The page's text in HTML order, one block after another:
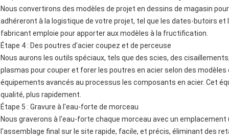
Nous convertirons des modèles de projet en dessins de magasin
adhéreront à la logistique de votre projet, tel que les dates-butoirs et
fabricant emploie pour apporter aux modèles à la fructification.
Étape 4 : Des poutres d'acier coupez et de perceuse
Nous aurons les outils spéciaux, tels que des scies, des
plasmas pour couper et forer les poutres en acier selon des modèles
équipements avancés au processus les composants en acier. Cet
qualité, plus rapidement.
Étape 5 : Gravure à l'eau-forte de morceau
Nous graverons à l'eau-forte chaque morceau avec un emplacement
l'assemblage final sur le site rapide, facile, et précis, éliminant des